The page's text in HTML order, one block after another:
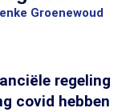
Groenewoud
regeling
covid hebben